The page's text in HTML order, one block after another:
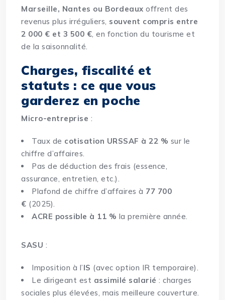
Marseille, Nantes ou Bordeaux offrent des
revenus plus irréguliers, souvent compris entre
2 000 € et 3 500 €, en fonction du tourisme et
de la saisonnalité.
Charges, fiscalité et
statuts : ce que vous
garderez en poche
Micro-entreprise :
Taux de cotisation URSSAF à 22 % sur le
chiffre d’affaires.
Pas de déduction des frais (essence,
assurance, entretien, etc.).
Plafond de chiffre d’affaires à 77 700
€ (2025).
ACRE possible à 11 % la première année.
SASU :
Imposition à l’IS (avec option IR temporaire).
Le dirigeant est assimilé salarié : charges
sociales plus élevées, mais meilleure couverture.